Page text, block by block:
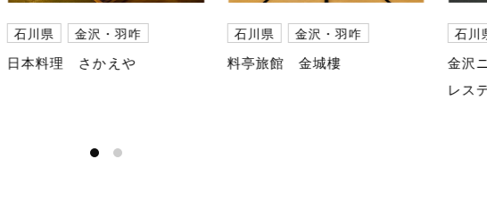
石川県 金沢・羽咋
日本料理 さかえや
石川県 金沢・羽咋
料亭旅館 金城樓
石川
金沢
レス